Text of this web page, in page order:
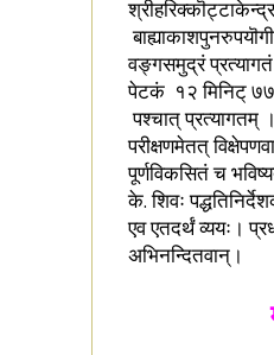
वङ्गसमुद्रं
पेटकं १२ मिनिट्
पश्चात् प्रत्यागतम्
परीक्षणमेतत्
पूर्णविकसितं च
के. शिवः
एव एतदर्थं व्ययः।
अभिनन्दितवान्।